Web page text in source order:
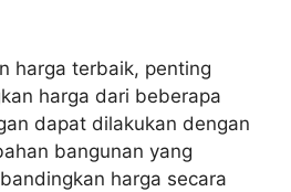
harga terbaik, penting
harga dari beberapa
dapat dilakukan dengan
bangunan yang
harga secara